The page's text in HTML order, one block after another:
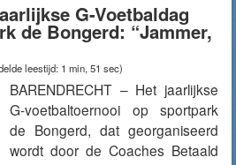
G-Voetbaldag
de Bongerd: “Jammer,
leestijd: 1 min, 51 sec)
BARENDRECHT – Het jaarlijkse
G-voetbaltoernooi op sportpark
de Bongerd, dat georganiseerd
wordt door de Coaches Betaald